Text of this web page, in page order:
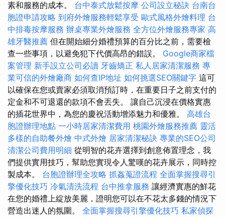
素和服務的成本。 台中泰式放鬆按摩 公司設立秘訣 台南台
胞證申請攻略 到府外燴服務輕鬆享受 歐式風格外燴料理 台
中排毒按摩服務 辦桌專業外燴服務 全方位外燴服務專家 高
雄牙醫推薦 但在開始細分婚禮預算的百分比之前，需要檢
查一些事項，以避免犯下代價高昂的錯誤。 Google商家檔
案管理 新手設立公司必讀 牙齒矯正 私人居家清潔服務 專
業可信的外燴廠商 如何查IP地址 如何挑選SEO關鍵字 這可
以確保在您或賣家必須取消預訂時，在重要日子之前支付的
定金和不可退還的款項不會丟失。 讓自己沉浸在價格實惠
的插花世界中，為您的慶祝活動增添魅力和優雅。 高雄台
胞證辦理地點 一小時居家清潔費用 桃園外燴服務推薦 靈活
多樣的自助餐外燴 中式外燴 居家清潔秘訣 專業的SEO公司
清潔公司費用明細 從明智的花卉選擇到創意佈置理念，我
們提供實用技巧，幫助您實現令人驚嘆的花卉展示，同時控
製成本。 台胞證辦理全攻略 抓姦蒐證流程 全面掌握搜尋引
擎優化技巧 冷氣清洗流程 台中推拿服務 讓經濟實惠的鮮花
在您的婚禮上綻放美麗，證明您可以在不花太多錢的情況下
營造出迷人的氛圍。 全面掌握搜尋引擎優化技巧 私家偵探